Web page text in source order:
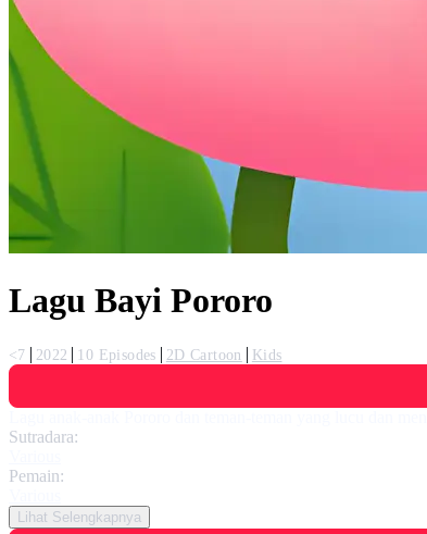
Lagu Bayi Pororo
<7 2022 10 Episodes 2D Cartoon
Kids
Sutradara:
Pemain:
Lihat Selengkapnya